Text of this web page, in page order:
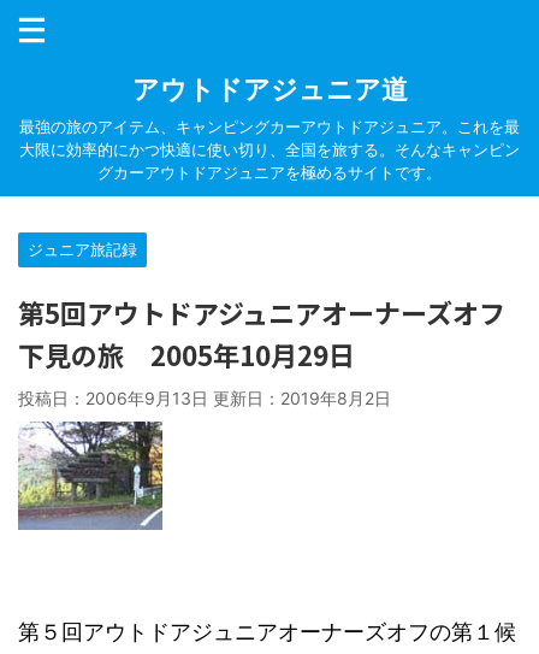
アウトドアジュニア道
最強の旅のアイテム、キャンピングカーアウトドアジュニア。これを最
大限に効率的にかつ快適に使い切り、全国を旅する。そんなキャンピン
グカーアウトドアジュニアを極めるサイトです。
ジュニア旅記録
第5回アウトドアジュニアオーナーズオフ
下見の旅 2005年10月29日
投稿日：2006年9月13日 更新日： 2019年8月2日
第５回アウトドアジュニアオーナーズオフの第１候